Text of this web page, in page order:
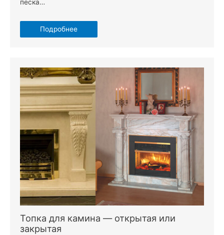
песка…
Подробнее
Топка для камина — открытая или
закрытая